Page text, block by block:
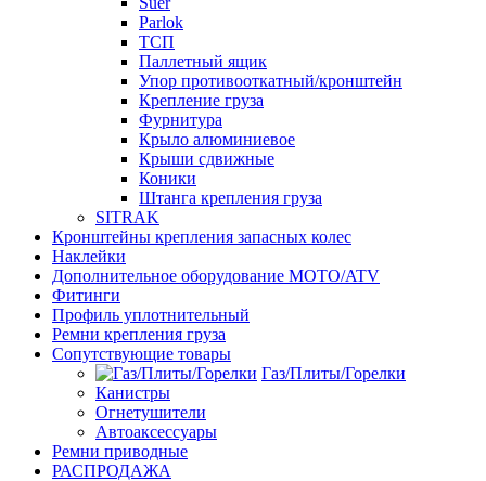
Parlok
ТСП
Паллетный ящик
Упор противооткатный/кронштейн
Крепление груза
Фурнитура
Крыло алюминиевое
Крыши сдвижные
Коники
Штанга крепления груза
SITRAK
Кронштейны крепления запасных колес
Наклейки
Дополнительное оборудование MOTO/ATV
Фитинги
Профиль уплотнительный
Ремни крепления груза
Сопутствующие товары
Газ/Плиты/Горелки
Канистры
Огнетушители
Автоаксессуары
Ремни приводные
РАСПРОДАЖА